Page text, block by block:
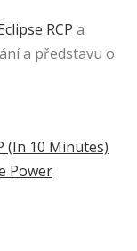
RCP a
a představu o
(In 10 Minutes)
Power